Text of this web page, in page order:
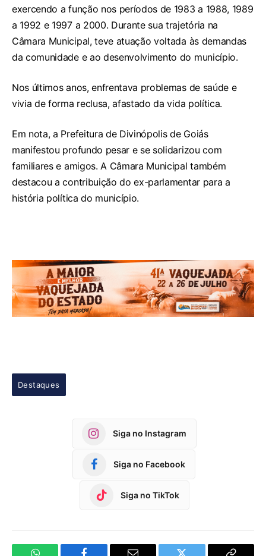
exercendo a função nos períodos de 1983 a 1988, 1989
a 1992 e 1997 a 2000. Durante sua trajetória na
Câmara Municipal, teve atuação voltada às demandas
da comunidade e ao desenvolvimento do município.
Nos últimos anos, enfrentava problemas de saúde e
vivia de forma reclusa, afastado da vida política.
Em nota, a Prefeitura de Divinópolis de Goiás
manifestou profundo pesar e se solidarizou com
familiares e amigos. A Câmara Municipal também
destacou a contribuição do ex-parlamentar para a
história política do município.
Destaques
Siga no Instagram
Siga no Facebook
Siga no TikTok